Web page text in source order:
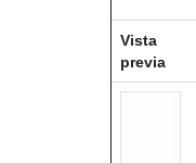
Vista
previa